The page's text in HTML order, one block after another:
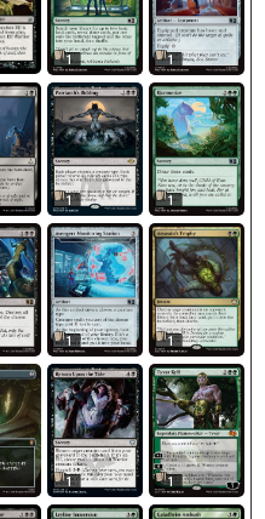
1 1
1 1
1 1
1 1